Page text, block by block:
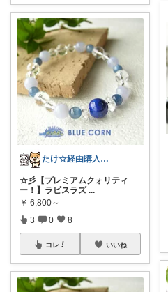
たけ☆経由購入感謝します！ありがとう！☆
☆彡【プレミアムクォリティ
ー！】ラピスラズ ...
￥ 6,800～
3 0 8
コレ いいね